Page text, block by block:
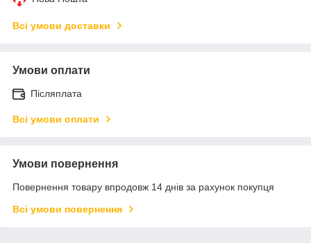
Всі умови доставки
Умови оплати
Післяплата
Всі умови оплати
Умови повернення
Повернення товару впродовж 14 днів за рахунок покупця
Всі умови повернення